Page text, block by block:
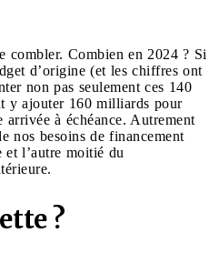
combler. Combien en 2024 ? Si
d’origine (et les chiffres ont
non pas seulement ces 140
y ajouter 160 milliards pour
arrivée à échéance. Autrement
nos besoins de financement
l’autre moitié du
?